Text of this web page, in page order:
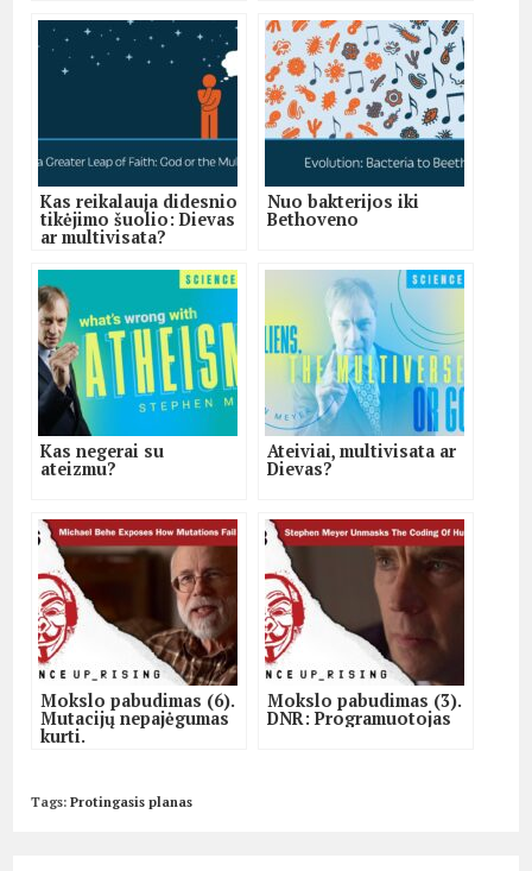
Kas reikalauja didesnio
tikėjimo šuolio: Dievas
ar multivisata?
Nuo bakterijos iki
Bethoveno
Kas negerai su
ateizmu?
Ateiviai, multivisata ar
Dievas?
Mokslo pabudimas (6).
Mutacijų nepajėgumas
kurti.
Mokslo pabudimas (3).
DNR: Programuotojas
Tags:Protingasis planas